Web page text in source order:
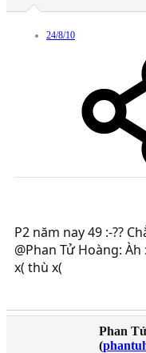
24/8/10
P2 năm nay 49 :-??
@Phan Tử Hoàng:
x( thù x(
Phan
(